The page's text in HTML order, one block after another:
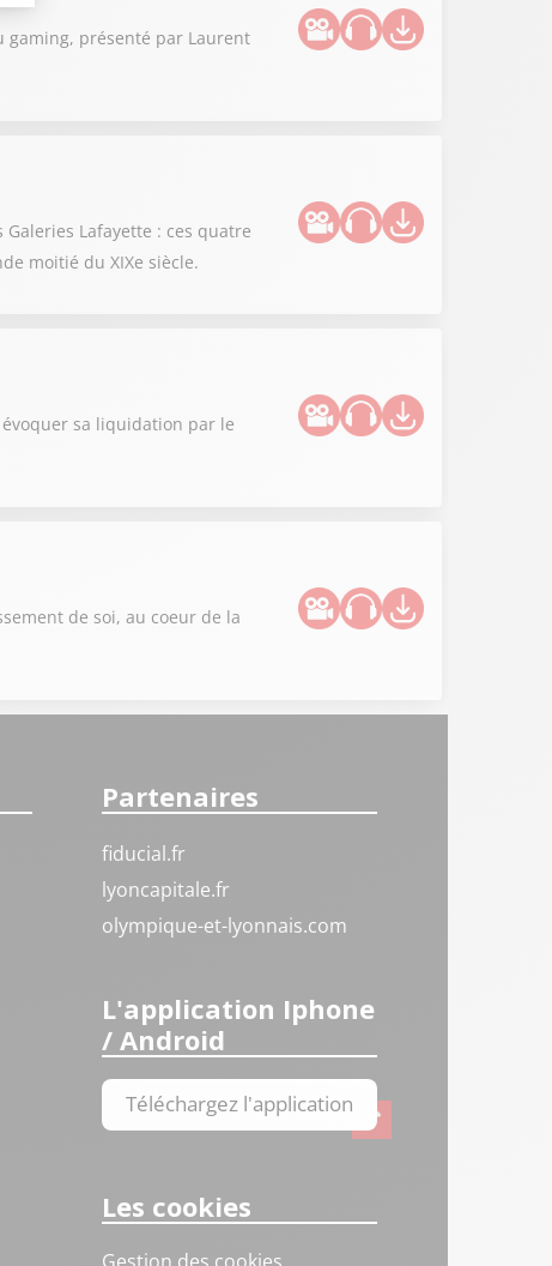
gaming, présenté par Laurent
Lafayette : ces quatre
moitié du XIXe siècle.
sa liquidation par le
de soi, au coeur de la
Partenaires
fiducial.fr
lyoncapitale.fr
olympique-et-lyonnais.com
L'application Iphone
/ Android
Téléchargez l'application
Les cookies